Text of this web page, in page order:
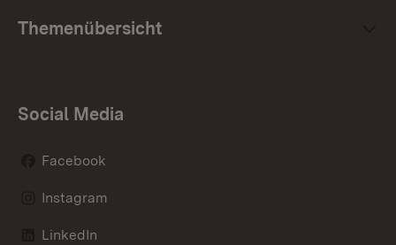
Themenübersicht
Social Media
Facebook
Instagram
LinkedIn